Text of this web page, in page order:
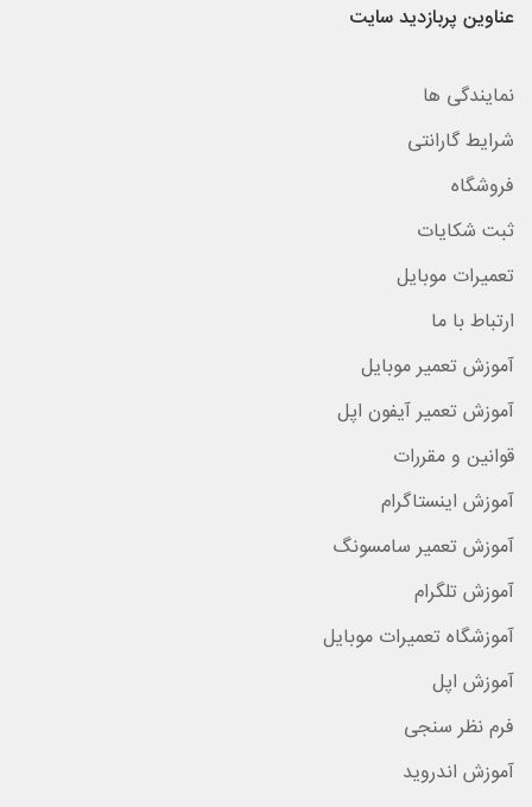
عناوین پربازدید سایت
نمایندگی ها
شرایط گارانتی
فروشگاه
ثبت شکایات
تعمیرات موبایل
ارتباط با ما
آموزش تعمیر موبایل
آموزش تعمیر آیفون اپل
قوانین و مقررات
آموزش اینستاگرام
آموزش تعمیر سامسونگ
آموزش تلگرام
آموزشگاه تعمیرات موبایل
آموزش اپل
فرم نظر سنجی
آموزش اندروید